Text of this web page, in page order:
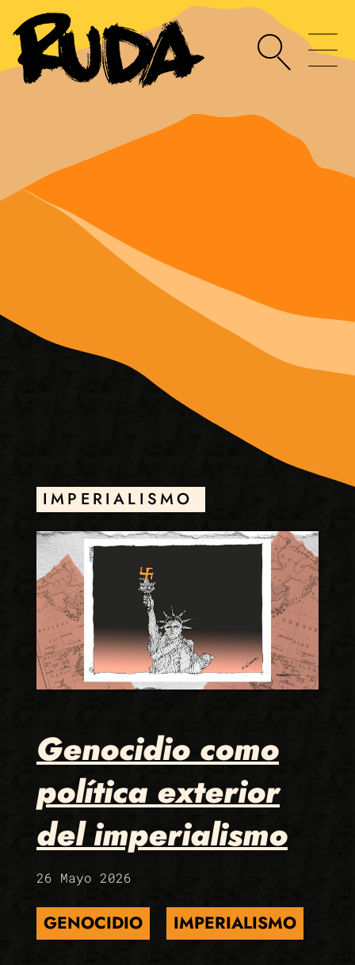
IMPERIALISMO
Genocidio como
política exterior
del imperialismo
26 Mayo 2026
GENOCIDIO IMPERIALISMO